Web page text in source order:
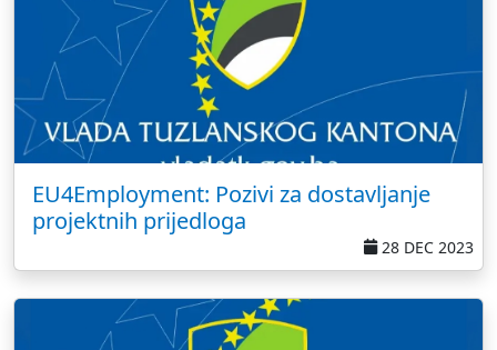
EU4Employment: Pozivi za dostavljanje
projektnih prijedloga
28 DEC 2023